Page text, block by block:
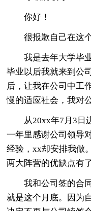
你好！
很报歉自己在这
我是去年大学毕
毕业以后我就来到公
后，让我在公司中工
慢的适应社会，我对
从20xx年7月3日
一年里感谢公司领导
经验，xx却安排我做
两大阵营的优缺点有
我和公司签的合
就是这个月底。因为